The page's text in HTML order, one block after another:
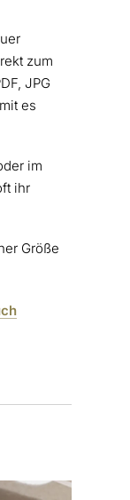
zum
JPG
es
im
ihr
Größe